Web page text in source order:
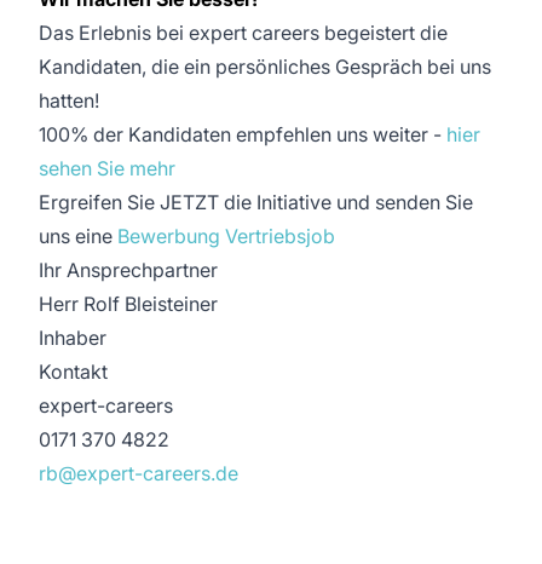
Das Erlebnis bei expert careers begeistert die
Kandidaten, die ein persönliches Gespräch bei uns
hatten!
100% der Kandidaten empfehlen uns weiter - hier
sehen Sie mehr
Ergreifen Sie JETZT die Initiative und senden Sie
uns eine Bewerbung Vertriebsjob
Ihr Ansprechpartner
Herr Rolf Bleisteiner
Inhaber
Kontakt
expert-careers
0171 370 4822
rb@expert-careers.de